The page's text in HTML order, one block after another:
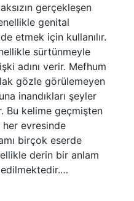
gerçekleşen
genital
etmek için kullanılır.
sürtünmeyle
adını verir. Mefhum
gözle görülemeyen
inandıkları şeyler
Bu kelime geçmişten
evresinde
birçok eserde
derin bir anlam
edilmektedir.…